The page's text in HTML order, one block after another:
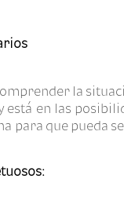
la
está en las
para que pueda